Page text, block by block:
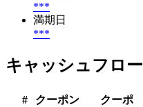
***
満期日
***
キャッシュフロー
#
クーポン
クーポ